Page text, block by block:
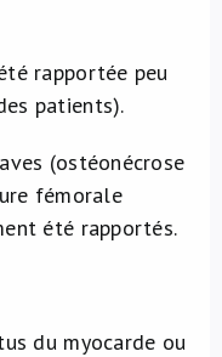
rapportée peu
patients).
(ostéonécrose
fémorale
été rapportés.
du myocarde ou